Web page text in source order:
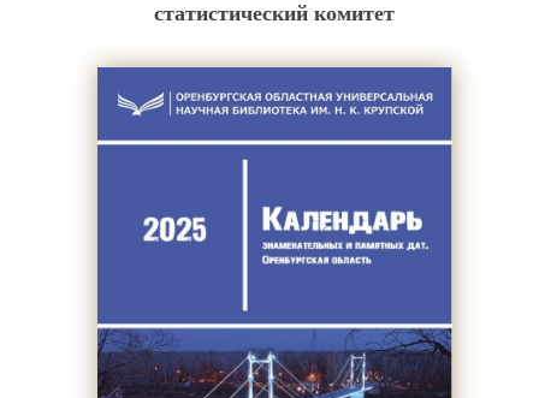
статистический комитет